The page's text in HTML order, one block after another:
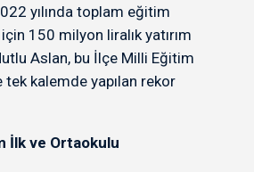
yılında toplam eğitim
için 150 milyon liralık yatırım
Aslan, bu İlçe Milli Eğitim
kalemde yapılan rekor
İlk ve Ortaokulu